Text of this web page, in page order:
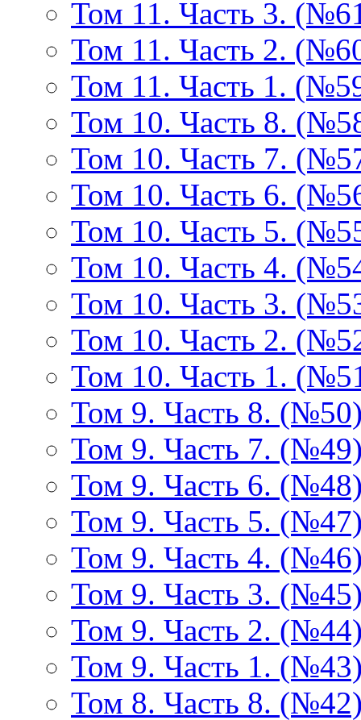
Том 11. Часть 3.
Том 11. Часть 2.
Том 11. Часть 1.
Том 10. Часть 8.
Том 10. Часть 7.
Том 10. Часть 6.
Том 10. Часть 5.
Том 10. Часть 4.
Том 10. Часть 3.
Том 10. Часть 2.
Том 10. Часть 1.
Том 9. Часть 8.
Том 9. Часть 7.
Том 9. Часть 6.
Том 9. Часть 5.
Том 9. Часть 4.
Том 9. Часть 3.
Том 9. Часть 2.
Том 9. Часть 1.
Том 8. Часть 8.